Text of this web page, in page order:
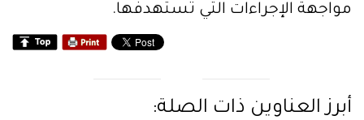
مواجهة الإجراءات التي تستهدفها.
أبرز العناوين ذات الصلة: